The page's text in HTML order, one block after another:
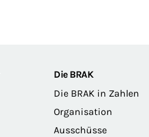
Die BRAK
Die BRAK in Zahlen
Organisation
Ausschüsse